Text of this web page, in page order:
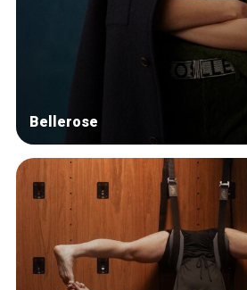
Bellerose